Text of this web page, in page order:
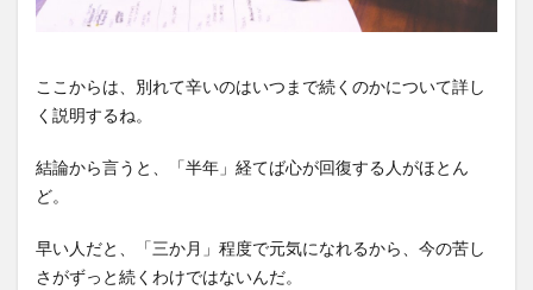
ここからは、別れて辛いのはいつまで続くのかについて詳し
く説明するね。
結論から言うと、「半年」経てば心が回復する人がほとん
ど。
早い人だと、「三か月」程度で元気になれるから、今の苦し
さがずっと続くわけではないんだ。